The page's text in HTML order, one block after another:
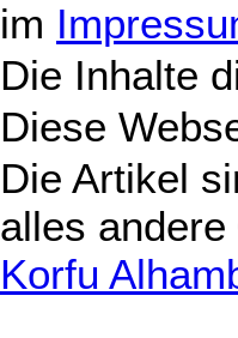
im
Die Inhalte
Diese
Die Artikel
alles
Korfu